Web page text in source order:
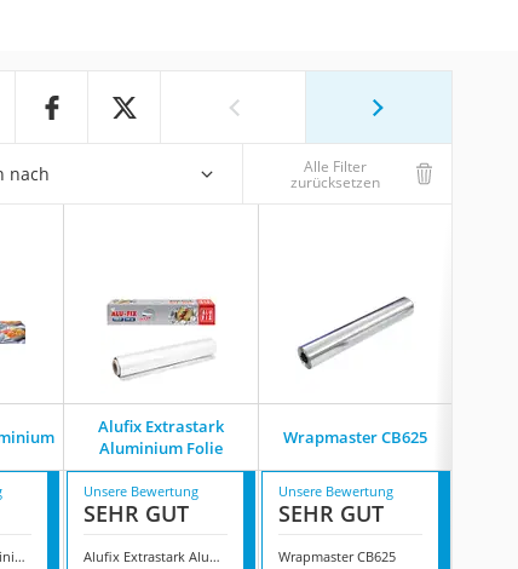
nach Alle Filter
zurücksetzen
Alufix Extrastark
Aluminium Folie
Wrapmaster ‎CB625
ALBAL Rolle Aluminium
Unsere Bewertung
SEHR GUT
Alufix Extrastark Aluminium Folie
Unsere Bewertung
SEHR GUT
Wrapmaster ‎CB625